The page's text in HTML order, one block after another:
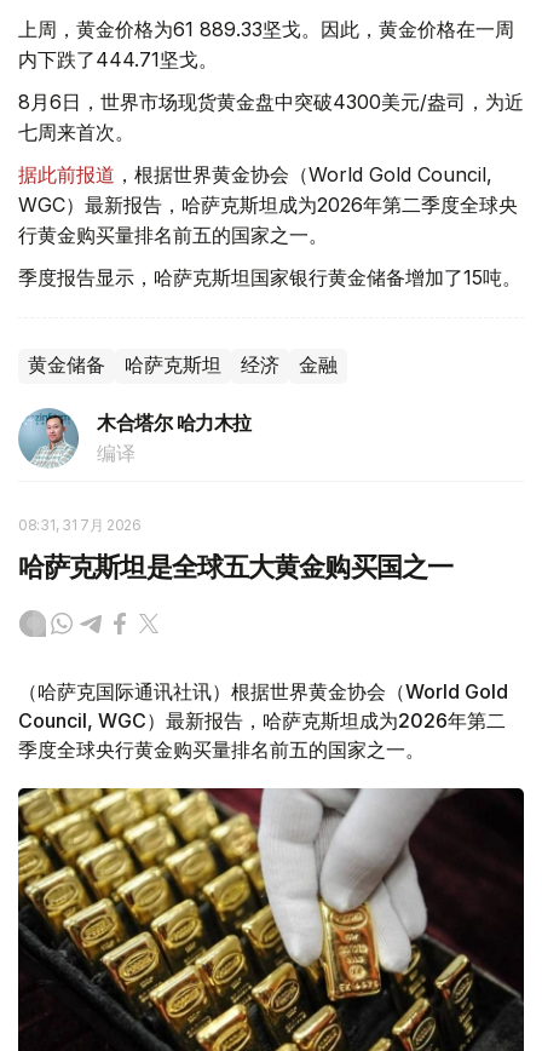
上周，黄金价格为61 889.33坚戈。因此，黄金价格在一周
内下跌了444.71坚戈。
8月6日，世界市场现货黄金盘中突破4300美元/盎司，为近
七周来首次。
据此前报道 ，根据世界黄金协会（World Gold Council,
WGC）最新报告，哈萨克斯坦成为2026年第二季度全球央
行黄金购买量排名前五的国家之一。
季度报告显示，哈萨克斯坦国家银行黄金储备增加了15吨。
黄金储备 哈萨克斯坦 经济 金融
木合塔尔 哈力木拉
编译
08:31, 31 7月 2026
哈萨克斯坦是全球五大黄金购买国之一
（哈萨克国际通讯社讯）根据世界黄金协会（World Gold
Council, WGC）最新报告，哈萨克斯坦成为2026年第二
季度全球央行黄金购买量排名前五的国家之一。